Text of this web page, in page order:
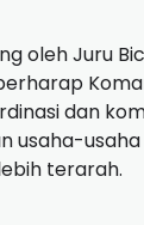
oleh Juru
dan
usaha-
terarah.